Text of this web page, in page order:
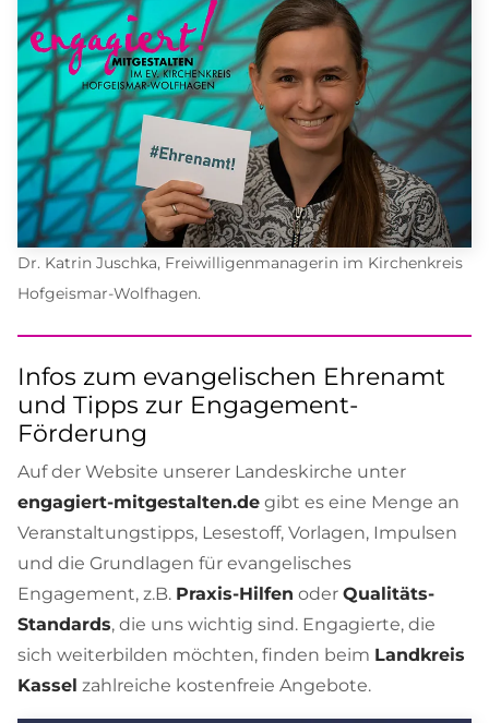
Dr. Katrin Juschka, Freiwilligenmanagerin im Kirchenkreis
Hofgeismar-Wolfhagen.
Infos zum evangelischen Ehrenamt
und Tipps zur Engagement-
Förderung
Auf der Website unserer Landeskirche unter
engagiert-mitgestalten.de gibt es eine Menge an
Veranstaltungstipps, Lesestoff, Vorlagen, Impulsen
und die Grundlagen für evangelisches
Engagement, z.B. Praxis-Hilfen oder Qualitäts-
Standards, die uns wichtig sind. Engagierte, die
sich weiterbilden möchten, finden beim Landkreis
Kassel zahlreiche kostenfreie Angebote.